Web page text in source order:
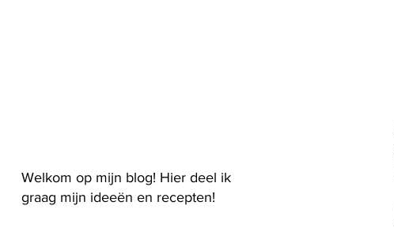
Welkom op mijn blog! Hier deel ik
graag mijn ideeën en recepten!